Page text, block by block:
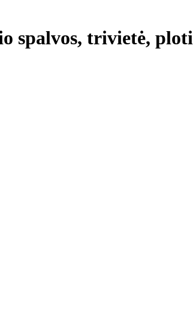
spalvos, trivietė,